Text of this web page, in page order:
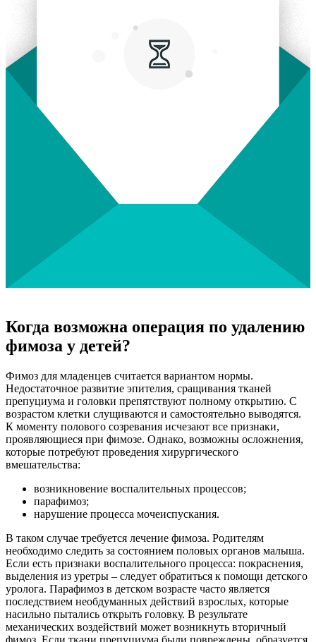
Когда возможна операция по удалению
фимоза у детей?
Фимоз для младенцев считается вариантом нормы.
Недостаточное развитие эпителия, сращивания тканей
препуциума и головки препятствуют полному открытию. С
возрастом клетки слущиваются и самостоятельно выводятся.
К моменту полового созревания исчезают все признаки,
проявляющиеся при фимозе. Однако, возможны осложнения,
которые потребуют проведения хирургического
вмешательства:
возникновение воспалительных процессов;
парафимоз;
нарушение процесса мочеиспускания.
В таком случае требуется лечение фимоза. Родителям
необходимо следить за состоянием половых органов малыша.
Если есть признаки воспалительного процесса: покраснения,
выделения из уретры – следует обратиться к помощи детского
уролога. Парафимоз в детском возрасте часто является
последствием необдуманных действий взрослых, которые
насильно пытались открыть головку. В результате
механических воздействий может возникнуть вторичный
фимоз. Если ткани препуциума были повреждены, образуется